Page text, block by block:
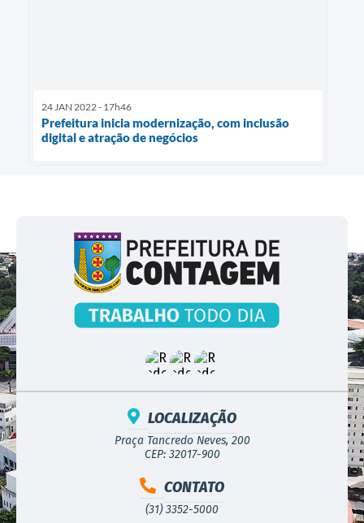
24 JAN 2022 - 17h46
Prefeitura inicia modernização, com inclusão
digital e atração de negócios
LOCALIZAÇÃO
Praça Tancredo Neves, 200
CEP: 32017-900
CONTATO
(31) 3352-5000